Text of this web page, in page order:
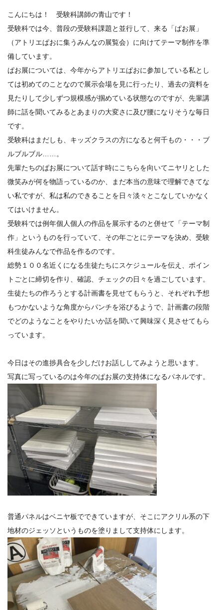
こんにちは！ 受験科講師の青山です！
受験科では今、普段の受験科課題と並行して、来る「ぱお展」
（アトリエぱおに集うみんなの展覧会）に向けてテーマ制作を準
備しています。
ぱお展については、今年からアトリエぱおに参加している私とし
ては初めてのことなので展示会場を見に行ったり、過去の資料を
見たりして少しずつ規模感が掴めている状態なのですが、先輩講
師に話を聞いてみるとあまりの大変さに及び腰になりそうな毎日
です。
受験科はまだしも、キッズクラスの方になると何千もの・・・ブ
ルブルブル……。
先輩たちのぱお展について話す時にこちらを向いてニヤリとした
微笑みが何を物語っているのか、まだ本当の意味で理解できてな
い私ですが、私は私のできることを日々淡々とこなしていかなく
てはいけません。
受験科では例年個人個人の作品を展示するのと併せて「テーマ制
作」というものを行っていて、その年ごとにテーマを決め、受験
科生徒みんなで作品を作るのです。
総勢１００名近くになる生徒たちにスケジュールを伝え、ポイン
トごとに締切を作り、確認、チェックの日々を過ごしています。
生徒たちの作ろうとする計画書を見せてもらうと、それぞれ予想
もつかないような角度からパンチを浴びるようで、計画書の段階
でどのようなことをやりたいか話を聞いて興味深く見させてもら
っています。
今日はその進捗具合を少しだけお話ししてみようと思います。
写真に写っているのは今年のぱお展の支持体になるパネルです。
普通パネルはベニヤ板でできていますが、そこにアクリル系の下
地材のジェッソというものを塗りまして支持体にします。